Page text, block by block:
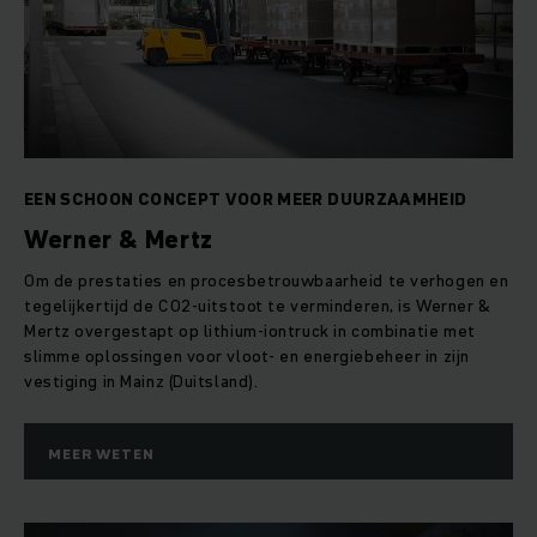
EEN SCHOON CONCEPT VOOR MEER DUURZAAMHEID
Werner & Mertz
Om de prestaties en procesbetrouwbaarheid te verhogen en
tegelijkertijd de CO2-uitstoot te verminderen, is Werner &
Mertz overgestapt op lithium-iontruck in combinatie met
slimme oplossingen voor vloot- en energiebeheer in zijn
vestiging in Mainz (Duitsland).
MEER WETEN